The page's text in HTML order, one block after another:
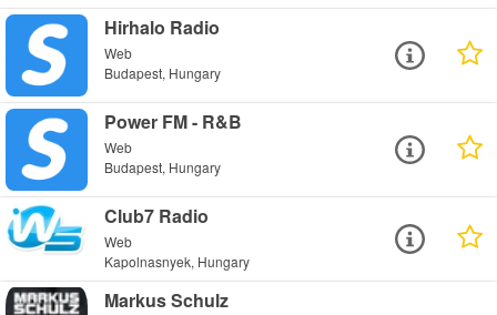
Hirhalo Radio
Web
Budapest, Hungary
Power FM - R&B
Web
Budapest, Hungary
Club7 Radio
Web
Kapolnasnyek, Hungary
Markus Schulz